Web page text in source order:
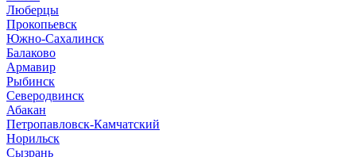
Люберцы
Прокопьевск
Южно-Сахалинск
Балаково
Армавир
Рыбинск
Северодвинск
Абакан
Петропавловск-Камчатский
Норильск
Сызрань